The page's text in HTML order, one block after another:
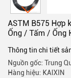
ASTM B575 Hợp
Ống / Tấm / Ống
Thông tin chi tiết
Nguồn gốc: Trung
Hàng hiệu: KAIXIN